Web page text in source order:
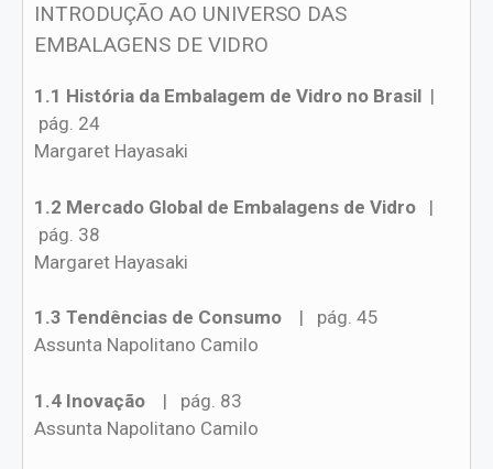
INTRODUÇÃO AO UNIVERSO DAS
EMBALAGENS DE VIDRO
1.1 História da Embalagem de Vidro no Brasil |
pág. 24
Margaret Hayasaki
1.2 Mercado Global de Embalagens de Vidro
|
pág. 38
Margaret Hayasaki
1.3 Tendências de Consumo
| pág. 45
Assunta Napolitano Camilo
1.4 Inovação
| pág. 83
Assunta Napolitano Camilo